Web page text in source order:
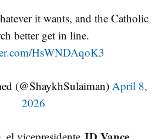
it wants, and the Catholic
better get in line.
HsWNDAqoK3
(@ShaykhSulaiman) April 8,
2026